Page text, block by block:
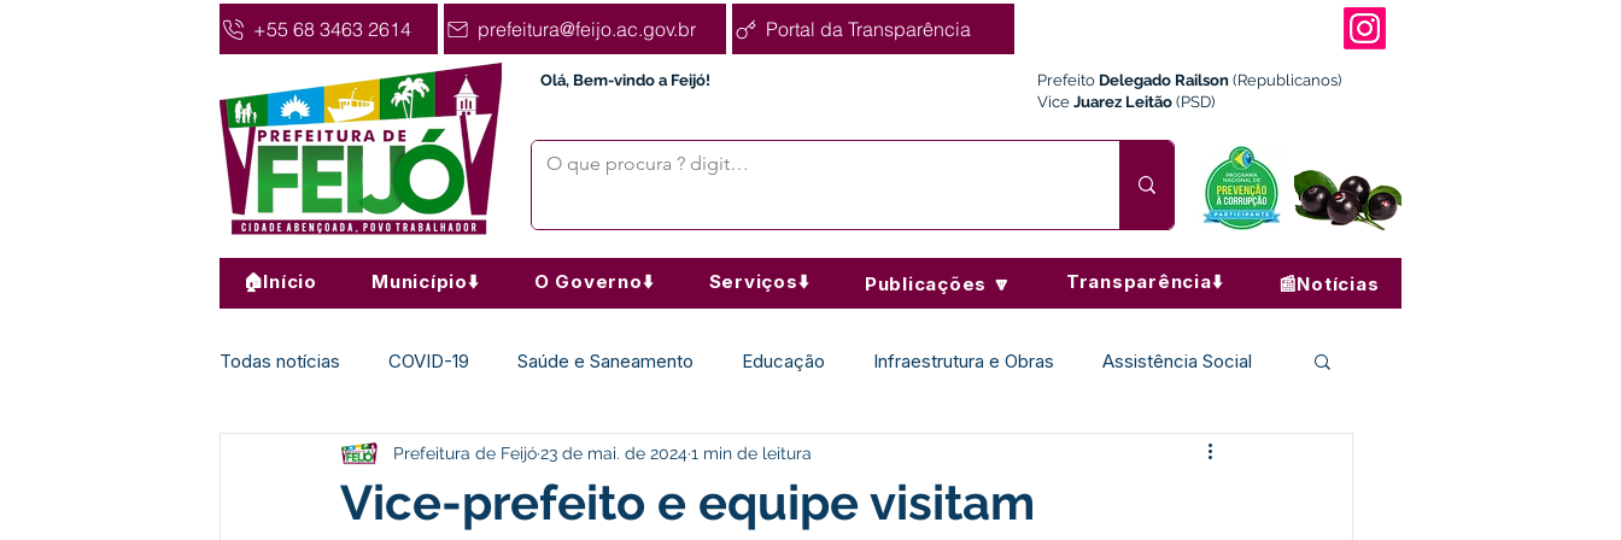
+55 68 3463 2614 prefeitura@feijo.ac.gov.br Portal da Transparência
Olá, Bem-vindo a Feijó! Prefeito Delegado Railson (Republicanos)
Vice Juarez Leitão (PSD)
🏠Início Município⬇️ O Governo⬇️ Serviços⬇️ Publicações 🔽 Transparência⬇️ 📰Notícias
Todas notícias COVID-19 Saúde e Saneamento Educação Infraestrutura e Obras Assistência Social
Agricultura Nota de Pesar Desporto Cultura e Lazer Institucional e Governo
Vice-prefeito e equipe visitam
Prefeitura de Feijó23 de mai. de 20241 min de leitura